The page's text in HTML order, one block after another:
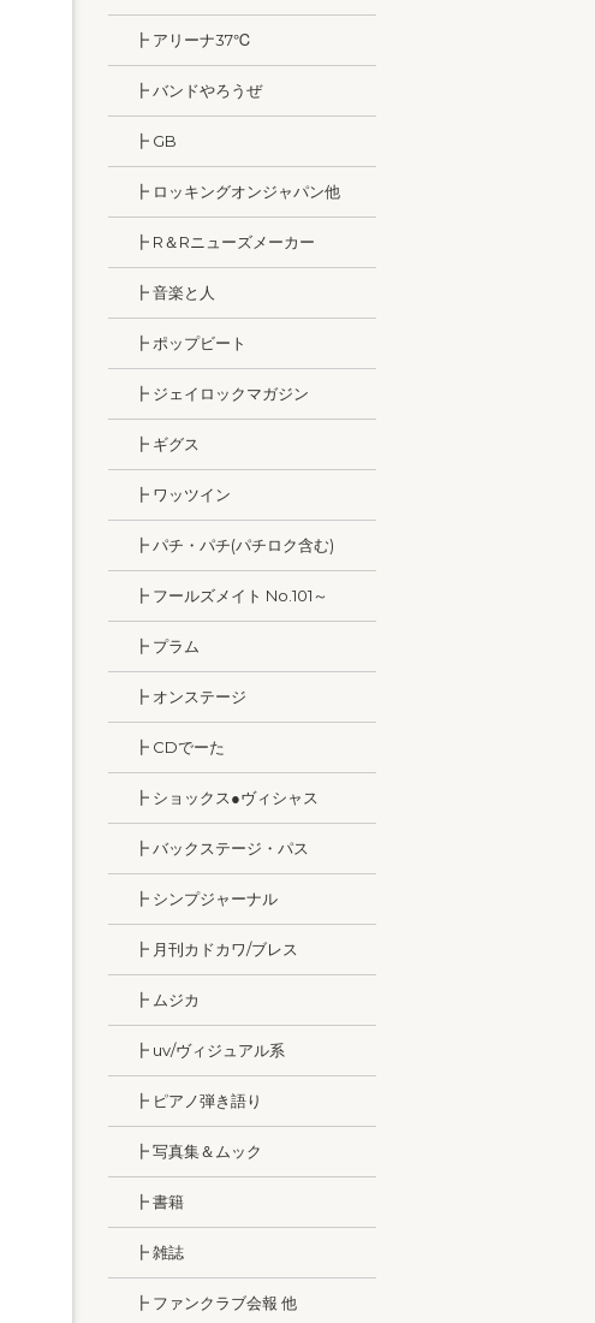
┣ アリーナ37℃
┣ バンドやろうぜ
┣ GB
┣ ロッキングオンジャパン他
┣ R＆Rニューズメーカー
┣ 音楽と人
┣ ポップビート
┣ ジェイロックマガジン
┣ ギグス
┣ ワッツイン
┣ パチ・パチ(パチロク含む)
┣ フールズメイト No.101～
┣ プラム
┣ オンステージ
┣ CDでーた
┣ ショックス●ヴィシャス
┣ バックステージ・パス
┣ シンプジャーナル
┣ 月刊カドカワ/ブレス
┣ ムジカ
┣ uv/ヴィジュアル系
┣ ピアノ弾き語り
┣ 写真集＆ムック
┣ 書籍
┣ 雑誌
┣ ファンクラブ会報 他